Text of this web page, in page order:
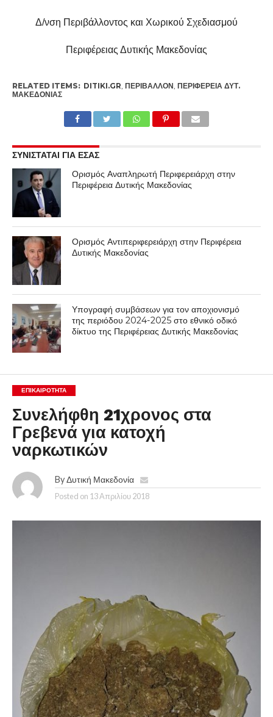
Δ/νση Περιβάλλοντος και Χωρικού Σχεδιασμού
Περιφέρειας Δυτικής Μακεδονίας
RELATED ITEMS: DITIKI.GR ΠΕΡΙΒΆΛΛΟΝ ΠΕΡΙΦΈΡΕΙΑ ΔΥΤ.
ΜΑΚΕΔΟΝΊΑΣ
ΣΥΝΙΣΤΑΤΑΙ ΓΙΑ ΕΣΑΣ
Ορισμός Αναπληρωτή Περιφερειάρχη στην
Περιφέρεια Δυτικής Μακεδονίας
Ορισμός Αντιπεριφερειάρχη στην Περιφέρεια
Δυτικής Μακεδονίας
Υπογραφή συμβάσεων για τον αποχιονισμό
της περιόδου 2024-2025 στο εθνικό οδικό
δίκτυο της Περιφέρειας Δυτικής Μακεδονίας
ΕΠΙΚΑΙΡΟΤΗΤΑ
Συνελήφθη 21χρονος στα
Γρεβενά για κατοχή
ναρκωτικών
By Δυτική Μακεδονία
Posted on 13 Απριλίου 2018